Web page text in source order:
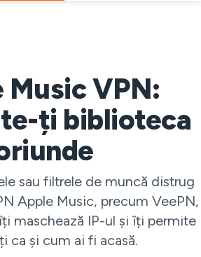
Music VPN:
ți biblioteca
sau filtrele de muncă distrug
Apple Music, precum VeePN,
maschează IP-ul și îți permite
ca și cum ai fi acasă.